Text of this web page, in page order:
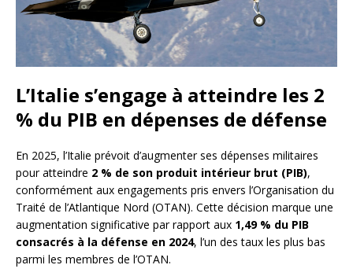
L’Italie s’engage à atteindre les 2
% du PIB en dépenses de défense
En 2025, l’Italie prévoit d’augmenter ses dépenses militaires
pour atteindre 2 % de son produit intérieur brut (PIB),
conformément aux engagements pris envers l’Organisation du
Traité de l’Atlantique Nord (OTAN). Cette décision marque une
augmentation significative par rapport aux 1,49 % du PIB
consacrés à la défense en 2024, l’un des taux les plus bas
parmi les membres de l’OTAN.